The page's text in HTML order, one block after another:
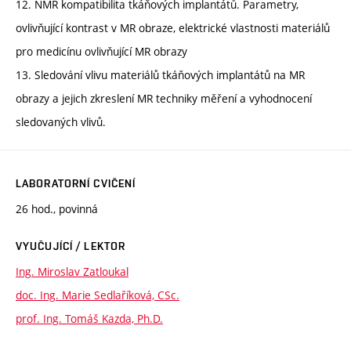
12. NMR kompatibilita tkáňových implantátů. Parametry,
ovlivňující kontrast v MR obraze, elektrické vlastnosti materiálů
pro medicínu ovlivňující MR obrazy
13. Sledování vlivu materiálů tkáňových implantátů na MR
obrazy a jejich zkreslení MR techniky měření a vyhodnocení
sledovaných vlivů.
LABORATORNÍ CVIČENÍ
26 hod., povinná
VYUČUJÍCÍ / LEKTOR
Ing. Miroslav Zatloukal
doc. Ing. Marie Sedlaříková, CSc.
prof. Ing. Tomáš Kazda, Ph.D.